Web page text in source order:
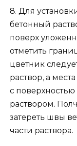
8. Для
бетонный
поверх
отметить
цветник
раствор, а
с
раствором.
затереть швы
части раствора.